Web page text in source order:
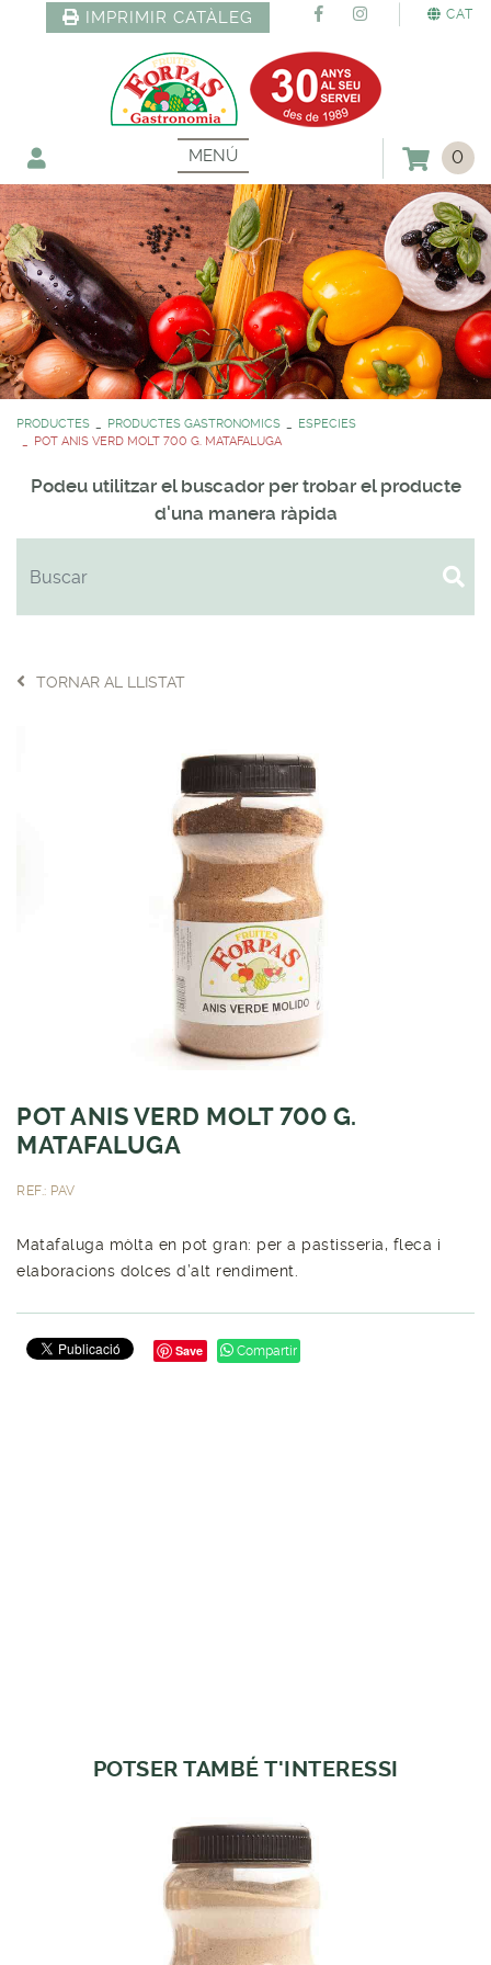
CAT
IMPRIMIR CATÀLEG
MENÚ 0
PRODUCTES PRODUCTES GASTRONOMICS
ESPECIES
POT ANIS VERD MOLT 700 G. MATAFALUGA
Podeu utilitzar el buscador per trobar el producte
d'una manera ràpida
TORNAR AL LLISTAT
POT ANIS VERD MOLT 700 G.
MATAFALUGA
REF.: PAV
Matafaluga mòlta en pot gran: per a pastisseria, fleca i
elaboracions dolces d’alt rendiment.
Save Compartir
POTSER TAMBÉ T'INTERESSI